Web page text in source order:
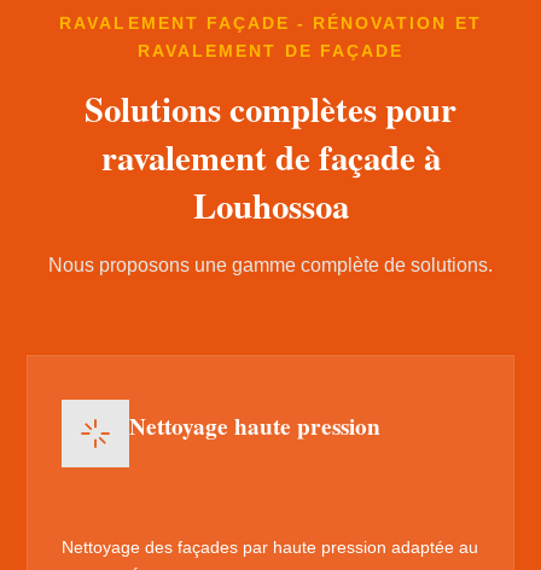
RAVALEMENT FAÇADE - RÉNOVATION ET
RAVALEMENT DE FAÇADE
Solutions complètes pour
ravalement de façade à
Louhossoa
Nous proposons une gamme complète de solutions.
Nettoyage haute pression
Nettoyage des façades par haute pression adaptée au